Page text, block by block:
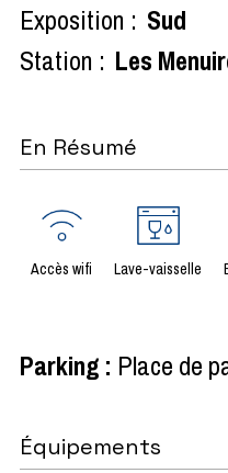
Exposition : Sud
Station : Les
En Résumé
Accès wifi Lave-vaisselle
Parking : Place de
Équipements